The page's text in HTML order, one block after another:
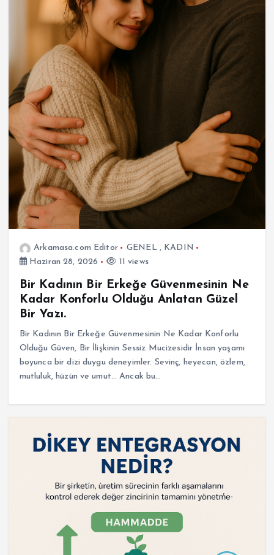
Arkamasa.com Editor GENEL, KADIN
Haziran 28, 2026
11 views
Bir Kadının Bir Erkeğe Güvenmesinin Ne
Kadar Konforlu Olduğu Anlatan Güzel
Bir Yazı.
Bir Kadının Bir Erkeğe Güvenmesinin Ne Kadar Konforlu
Olduğu Güven, Bir İlişkinin Sessiz Mucizesidir İnsan yaşamı
boyunca bir dizi duygu deneyimler. Sevinç, heyecan, özlem,
mutluluk, hüzün ve umut… Ancak bu…